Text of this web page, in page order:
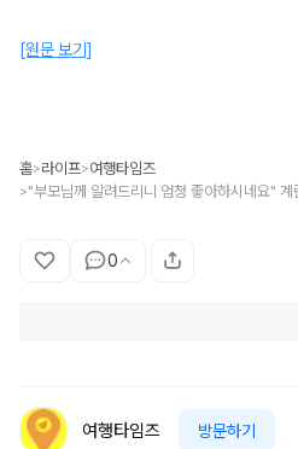
[원문 보기]
홈>라이프>여행타임즈
>
0
여행타임즈 방문하기